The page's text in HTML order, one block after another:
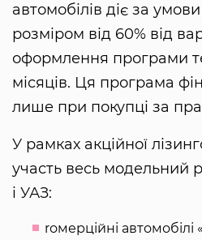
автомобілів діє за
розміром від 60% від
оформлення програми
місяців. Ця програма
лише при покупці за
У рамках акційної
участь весь модельний
і УАЗ:
rомерційні автомобілі